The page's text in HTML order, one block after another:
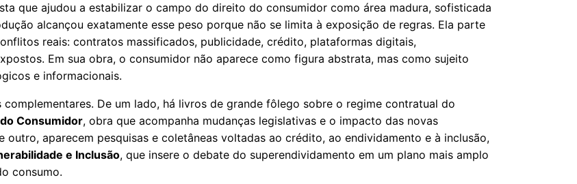
que ajudou a estabilizar o campo do direito do consumidor como área madura, sofisticada
alcançou exatamente esse peso porque não se limita à exposição de regras. Ela parte
reais: contratos massificados, publicidade, crédito, plataformas digitais,
Em sua obra, o consumidor não aparece como figura abstrata, mas como sujeito
e informacionais.
De um lado, há livros de grande fôlego sobre o regime contratual do
Consumidor, obra que acompanha mudanças legislativas e o impacto das novas
aparecem pesquisas e coletâneas voltadas ao crédito, ao endividamento e à inclusão,
e Inclusão, que insere o debate do superendividamento em um plano mais amplo
consumo.